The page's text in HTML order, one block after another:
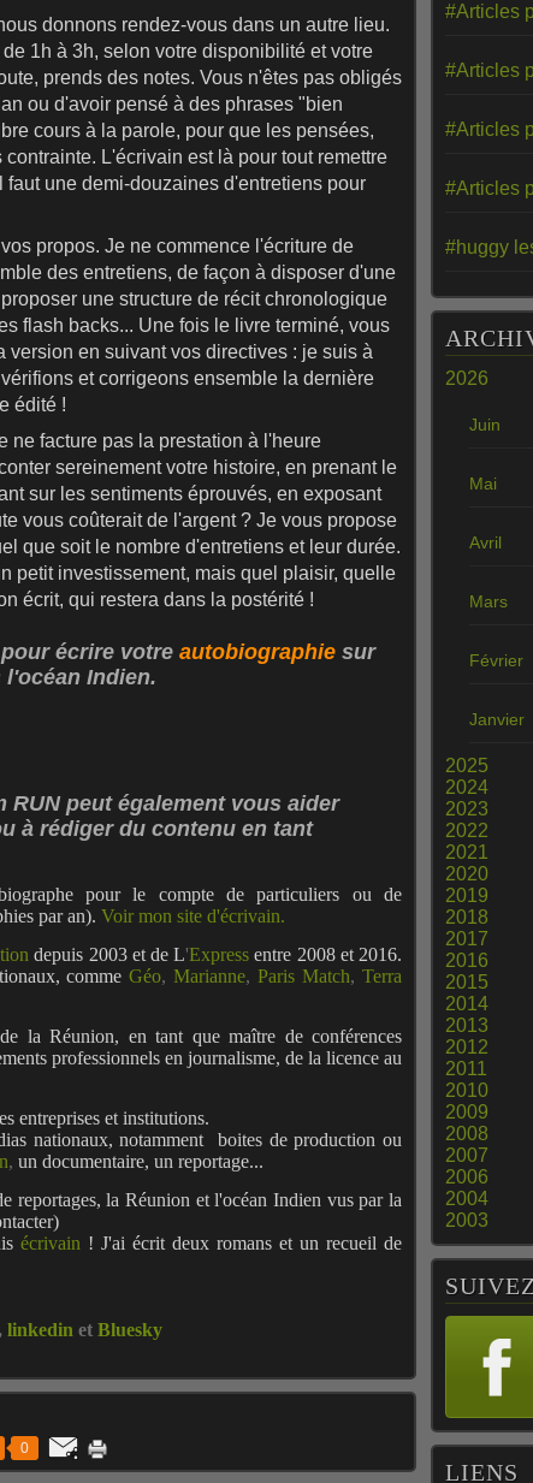
donnons rendez-vous dans un autre lieu.
1h à 3h, selon votre disponibilité et votre
prends des notes. Vous n'êtes pas obligés
ou d'avoir pensé à des phrases "bien
cours à la parole, pour que les pensées,
L'écrivain est là pour tout remettre
une demi-douzaines d'entretiens pour
propos. Je ne commence l'écriture de
des entretiens, de façon à disposer d'une
une structure de récit chronologique
flash backs... Une fois le livre terminé, vous
version en suivant vos directives : je suis à
et corrigeons ensemble la dernière
édité !
ne facture pas la prestation à l'heure
sereinement votre histoire, en prenant le
sur les sentiments éprouvés, en exposant
vous coûterait de l'argent ? Je vous propose
que soit le nombre d'entretiens et leur durée.
petit investissement, mais quel plaisir, quelle
écrit, qui restera dans la postérité !
écrire votre autobiographie sur
l'océan Indien.
RUN peut également vous aider
à rédiger du contenu en tant
pour le compte de particuliers ou de
par an). Voir mon site d'écrivain.
depuis 2003 et de L'Express entre 2008 et 2016.
comme Géo,Marianne,Paris Match,Terra
la Réunion, en tant que maître de conférences
professionnels en journalisme, de la licence au
entreprises et institutions.
nationaux, notamment boites de production ou
, un documentaire, un reportage...
reportages, la Réunion et l'océan Indien vus par la
écrivain ! J'ai écrit deux romans et un recueil de
, linkedin et Bluesky
0
#Articles
#Articles
#Articles
#Articles
#huggy
2026
Juin
Mai
Avril
Mars
Février
Janvier
2025
2024
2023
2022
2021
2020
2019
2018
2017
2016
2015
2014
2013
2012
2011
2010
2009
2008
2007
2006
2004
2003
LIENS